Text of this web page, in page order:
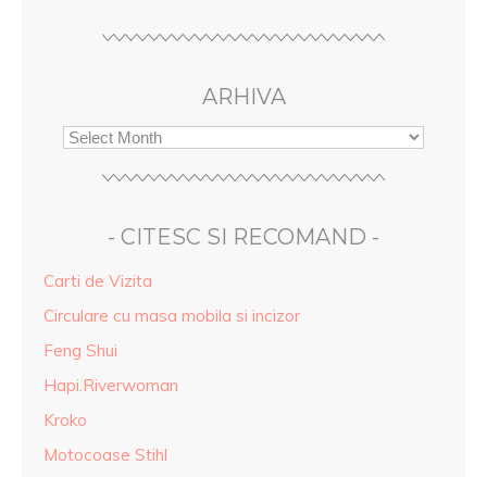
ARHIVA
- CITESC SI RECOMAND -
Carti de Vizita
Circulare cu masa mobila si incizor
Feng Shui
Hapi.Riverwoman
Kroko
Motocoase Stihl